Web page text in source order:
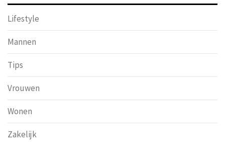
Lifestyle
Mannen
Tips
Vrouwen
Wonen
Zakelijk